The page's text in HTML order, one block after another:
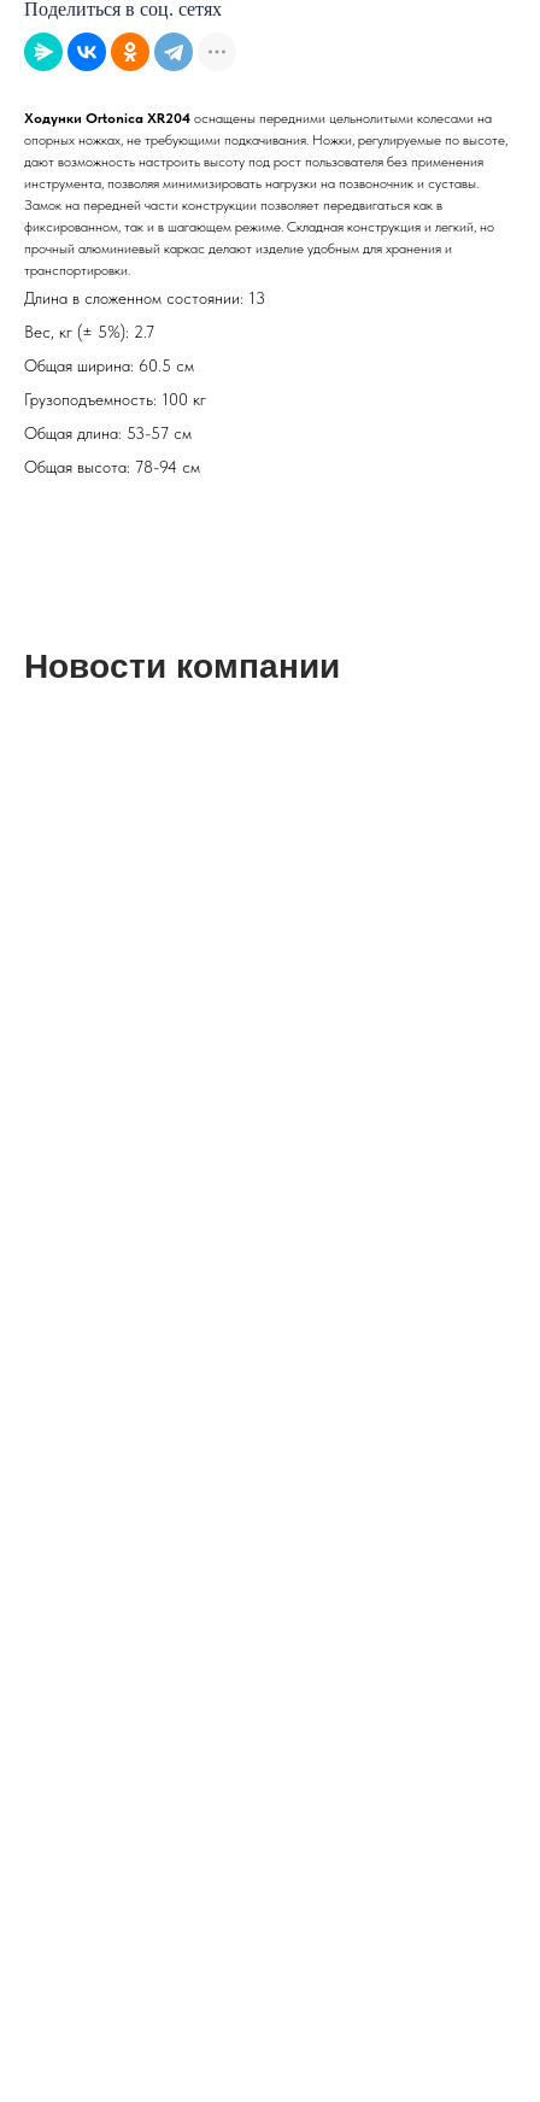
Поделиться в соц. сетях
Ходунки Ortonica XR204 оснащены передними цельнолитыми колесами на
опорных ножках, не требующими подкачивания. Ножки, регулируемые по высоте,
дают возможность настроить высоту под рост пользователя без применения
инструмента, позволяя минимизировать нагрузки на позвоночник и суставы.
Замок на передней части конструкции позволяет передвигаться как в
фиксированном, так и в шагающем режиме. Складная конструкция и легкий, но
прочный алюминиевый каркас делают изделие удобным для хранения и
транспортировки.
Длина в сложенном состоянии: 13
Вес, кг (± 5%): 2.7
Общая ширина: 60.5 см
Грузоподъемность: 100 кг
Общая длина: 53-57 см
Общая высота: 78-94 см
Новости компании